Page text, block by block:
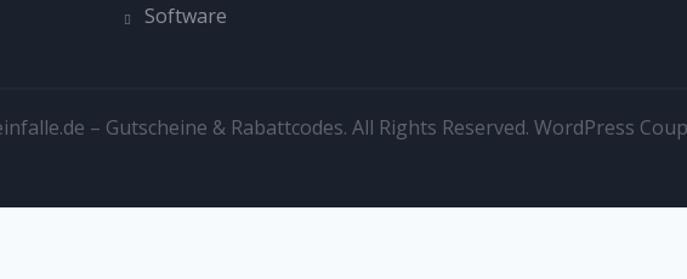
Software
– Gutscheine & Rabattcodes. All Rights Reserved. WordPress